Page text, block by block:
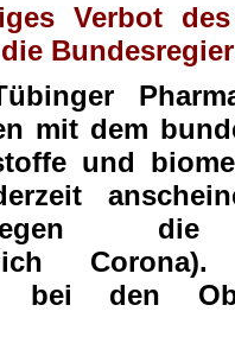
Verbot
mit dem
und
die
bei den